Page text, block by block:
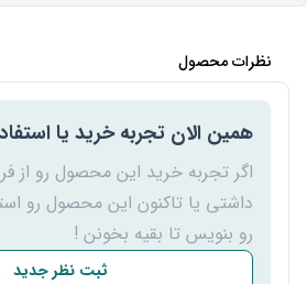
نظرات محصول
همین الان تجربه خرید یا
اگر تجربه خرید این محصول رو از
داشتی یا تاکنون این محصول رو
رو بنویس تا بقیه بخونن !
ثبت نظر جدید